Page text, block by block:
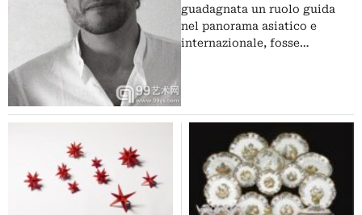
guadagnata un ruolo guida
nel panorama asiatico e
internazionale, fosse…